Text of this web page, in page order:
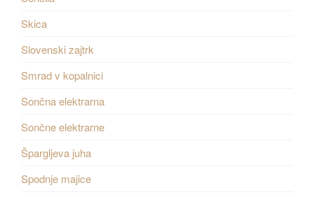
Skica
Slovenski zajtrk
Smrad v kopalnici
Sončna elektrarna
Sončne elektrarne
Špargljeva juha
Spodnje majice